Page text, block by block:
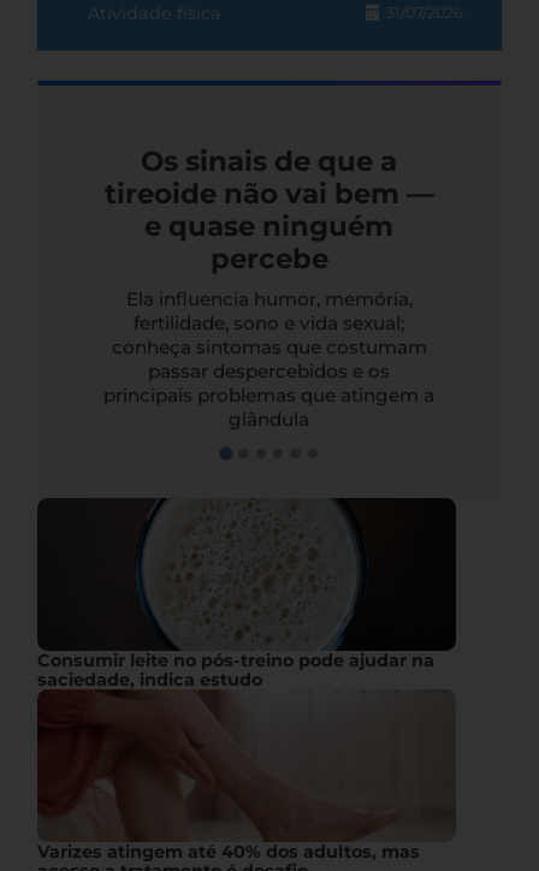
Atividade física 31/07/2026
Os sinais de que a
tireoide não vai bem —
e quase ninguém
percebe
Ela influencia humor, memória,
fertilidade, sono e vida sexual;
conheça sintomas que costumam
passar despercebidos e os
principais problemas que atingem a
glândula
Consumir leite no pós-treino pode ajudar na
saciedade, indica estudo
Varizes atingem até 40% dos adultos, mas